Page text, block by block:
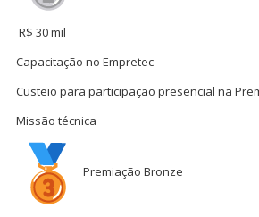
R$ 30 mil
Capacitação no Empretec
Custeio para participação presencial na
Missão técnica
Premiação Bronze